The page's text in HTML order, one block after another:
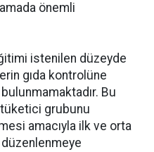
önemli
istenilen düzeyde
gıda kontrolüne
Bu
grubunu
amacıyla ilk ve orta